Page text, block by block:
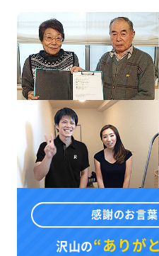
感謝のお言
沢山の“ありが